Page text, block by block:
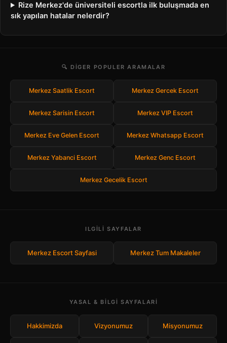
Rize Merkez'de üniversiteli escortla ilk buluşmada en
sık yapılan hatalar nelerdir?
🔍 DIGER POPULER ARAMALAR
Merkez Saatlik Escort Merkez Gercek Escort
Merkez Sarisin Escort Merkez VIP Escort
Merkez Eve Gelen Escort Merkez Whatsapp Escort
Merkez Yabanci Escort Merkez Genc Escort
Merkez Gecelik Escort
ILGILI SAYFALAR
Merkez Escort Sayfasi Merkez Tum Makaleler
YASAL & BILGI SAYFALARI
Hakkimizda Vizyonumuz Misyonumuz